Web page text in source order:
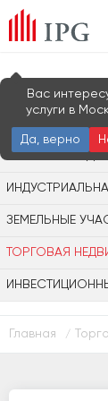
Вас
услуги в
Да, верно
ОФИСНАЯ
ЗЕМЕЛЬНЫЕ
ТОРГОВАЯ
Главная /